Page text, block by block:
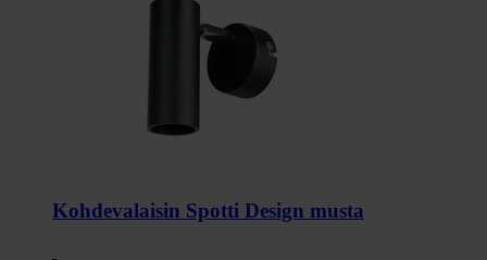
Kohdevalaisin Spotti Design musta